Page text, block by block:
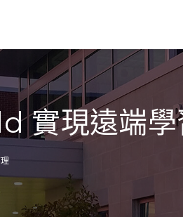
實現遠端學